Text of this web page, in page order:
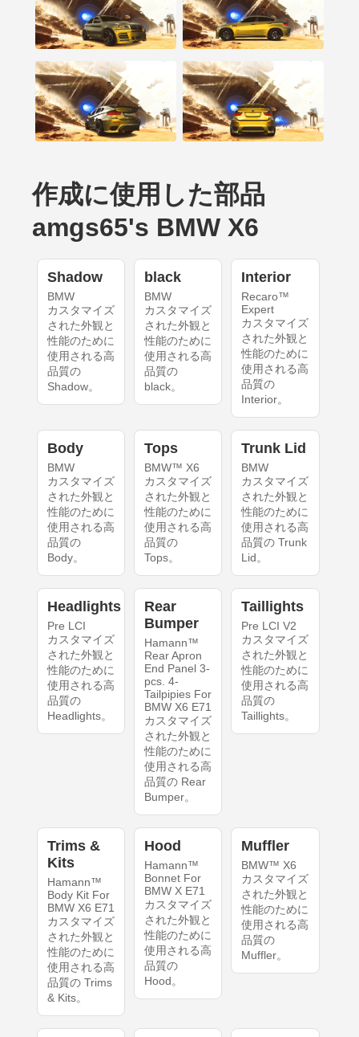
作成に使用した部品
amgs65's BMW X6
Shadow
BMW
カスタマイズ
された外観と
性能のために
使用される高
品質の
Shadow。
black
BMW
カスタマイズ
された外観と
性能のために
使用される高
品質の
black。
Interior
Recaro™
Expert
カスタマイズ
された外観と
性能のために
使用される高
品質の
Interior。
Body
BMW
カスタマイズ
された外観と
性能のために
使用される高
品質の
Body。
Tops
BMW™ X6
カスタマイズ
された外観と
性能のために
使用される高
品質の
Tops。
Trunk Lid
BMW
カスタマイズ
された外観と
性能のために
使用される高
品質の Trunk
Lid。
Headlights
Pre LCI
カスタマイズ
された外観と
性能のために
使用される高
品質の
Headlights。
Rear
Bumper
Hamann™
Rear Apron
End Panel 3-
pcs. 4-
Tailpipies For
BMW X6 E71
カスタマイズ
された外観と
性能のために
使用される高
品質の Rear
Bumper。
Taillights
Pre LCI V2
カスタマイズ
された外観と
性能のために
使用される高
品質の
Taillights。
Trims &
Kits
Hamann™
Body Kit For
BMW X6 E71
カスタマイズ
された外観と
性能のために
使用される高
品質の Trims
& Kits。
Hood
Hamann™
Bonnet For
BMW X E71
カスタマイズ
された外観と
性能のために
使用される高
品質の
Hood。
Muffler
BMW™ X6
カスタマイズ
された外観と
性能のために
使用される高
品質の
Muffler。